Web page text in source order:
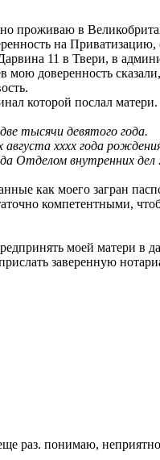
проживаю в
на
11 в Твери, в
мою доверенность
которой послал
тысячи девятого года.
хххх года рождения,
Отделом внутренних дел
как моего загран
компетентными,
моей матери в
заверенную
раз. понимаю,